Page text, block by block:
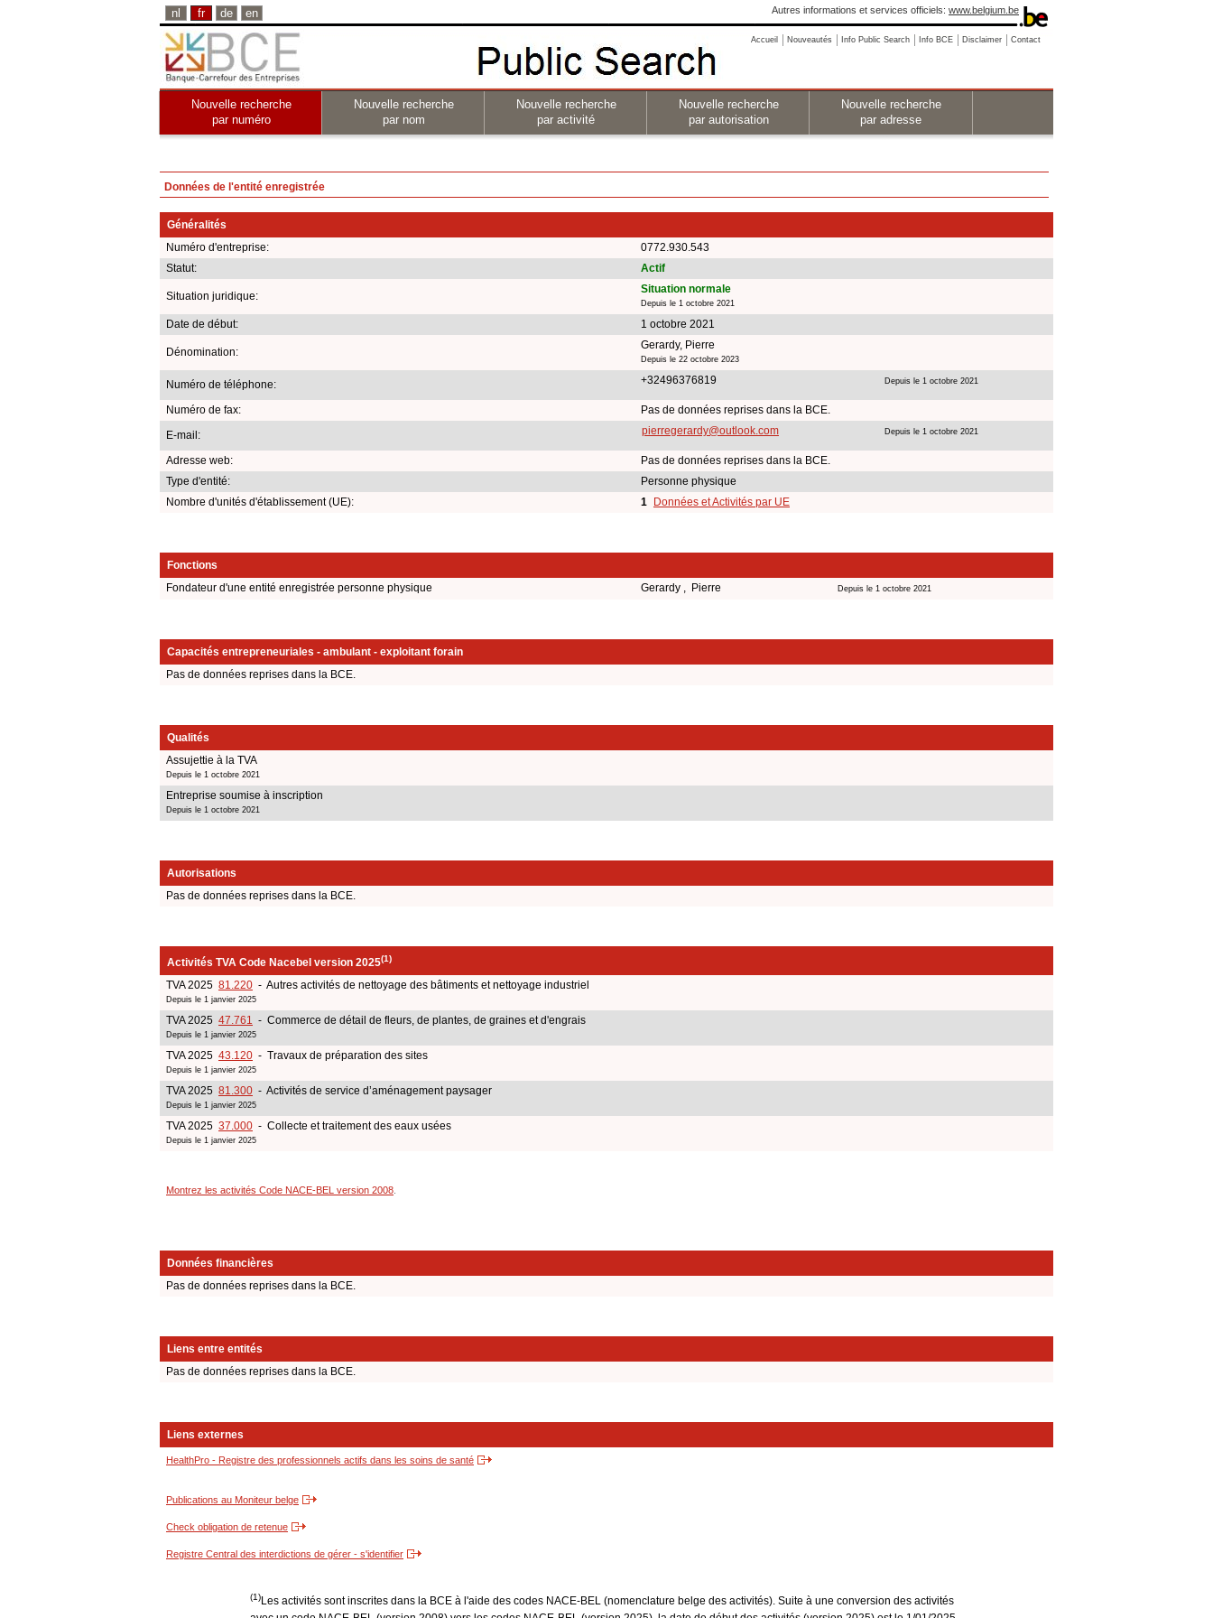
nl fr de en Autres informations et services officiels: www.belgium.be
Accueil Nouveautés Info Public Search Info BCE Disclaimer Contact
Nouvelle recherche
par numéro
Nouvelle recherche
par nom
Nouvelle recherche
par activité
Nouvelle recherche
par autorisation
Nouvelle recherche
par adresse
Données de l'entité enregistrée
Généralités
Numéro d'entreprise:
0772.930.543
Statut:
Actif
Situation juridique:
Situation normale
Depuis le 1 octobre 2021
Date de début: 1 octobre 2021
Dénomination:
Gerardy, Pierre
Depuis le 22 octobre 2023
Numéro de téléphone: +32496376819 Depuis le 1 octobre 2021
Numéro de fax:
Pas de données reprises dans la BCE.
E-mail:
pierregerardy@outlook.com Depuis le 1 octobre 2021
Adresse web:
Pas de données reprises dans la BCE.
Type d'entité:
Personne physique
Nombre d'unités d'établissement (UE):
1 Données et Activités par UE
Fonctions
Fondateur d'une entité enregistrée personne physique
Gerardy , Pierre Depuis le 1 octobre 2021
Capacités entrepreneuriales - ambulant - exploitant forain
Pas de données reprises dans la BCE.
Qualités
Assujettie à la TVA
Depuis le 1 octobre 2021
Entreprise soumise à inscription
Depuis le 1 octobre 2021
Autorisations
Pas de données reprises dans la BCE.
Activités TVA Code Nacebel version 2025(1)
TVA 2025 81.220 - Autres activités de nettoyage des bâtiments et nettoyage industriel
Depuis le 1 janvier 2025
TVA 2025 47.761 - Commerce de détail de fleurs, de plantes, de graines et d'engrais
Depuis le 1 janvier 2025
TVA 2025 43.120 - Travaux de préparation des sites
Depuis le 1 janvier 2025
TVA 2025 81.300 - Activités de service d’aménagement paysager
Depuis le 1 janvier 2025
TVA 2025 37.000 - Collecte et traitement des eaux usées
Depuis le 1 janvier 2025
Montrez les activités Code NACE-BEL version 2008
Données financières
Pas de données reprises dans la BCE.
Liens entre entités
Pas de données reprises dans la BCE.
Liens externes
HealthPro - Registre des professionnels actifs dans les soins de santé
Publications au Moniteur belge
Check obligation de retenue
Registre Central des interdictions de gérer - s'identifier
(1)Les activités sont inscrites dans la BCE à l'aide des codes NACE-BEL (nomenclature belge des activités). Suite à une conversion des activités